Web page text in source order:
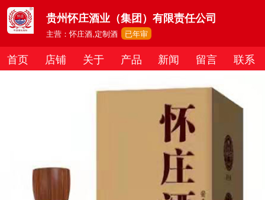
贵州怀庄酒业（集团）有限责任公司
主营：怀庄酒,定制酒 已年审
首页 店铺 关于 产品 新闻 留言 联系